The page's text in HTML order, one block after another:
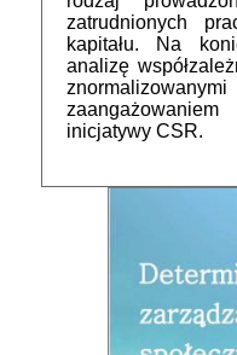
zatrudnionych
kapitału. Na
analizę
inicjatywy CSR.